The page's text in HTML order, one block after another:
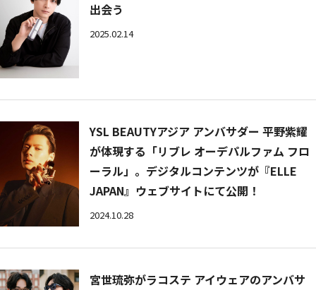
出会う
2025.02.14
YSL BEAUTYアジア アンバサダー 平野紫耀
が体現する「リブレ オーデパルファム フロ
ーラル」。デジタルコンテンツが『ELLE
JAPAN』ウェブサイトにて公開！
2024.10.28
宮世琉弥がラコステ アイウェアのアンバサ